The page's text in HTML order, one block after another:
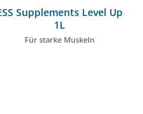
Supplements Level Up
1L
Für starke Muskeln